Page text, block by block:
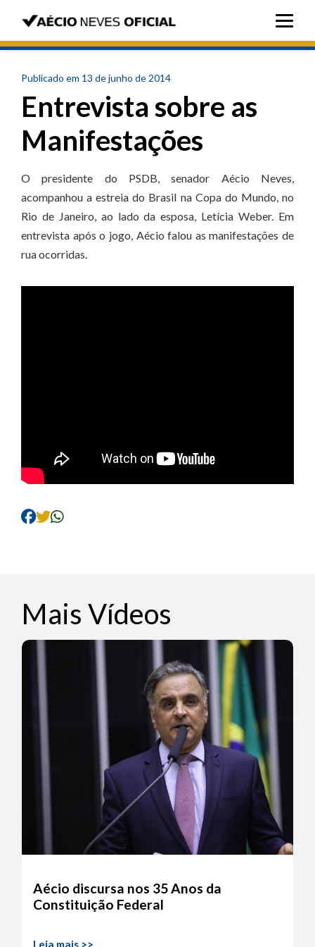
Publicado em 13 de junho de 2014
Entrevista sobre as
Manifestações
O presidente do PSDB, senador Aécio Neves,
acompanhou a estreia do Brasil na Copa do Mundo, no
Rio de Janeiro, ao lado da esposa, Letícia Weber. Em
entrevista após o jogo, Aécio falou as manifestações de
rua ocorridas.
Mais Vídeos
Aécio discursa nos 35 Anos da
Constituição Federal
Leia mais >>